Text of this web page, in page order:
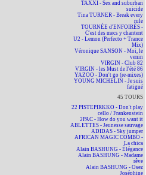
TAXXI - Sex and suburban
suicide
Tina TURNER - Break every
rule
TOURNÉE d'ENFOIRÉS -
C'est des mecs y chantent
U2 - Lemon (Perfecto + Trance
Mix)
Véronique SANSON - Moi, le
venin
VIRGIN - Club 82
VIRGIN - les Must de l'été 86
YAZOO - Don't go (re-mixes)
YOUNG MICHELIN - Je suis
fatigué
45 TOURS
22 PISTEPIRKKO - Don't play
cello / Frankenstein
2PAC - How do you want it
ABLETTES - Jeunesse sauvage
ADIDAS - Sky jumper
AFRICAN MAGIC COMBO -
La chica
Alain BASHUNG - Élégance
Alain BASHUNG - Madame
rêve
Alain BASHUNG - Osez
Joséphine